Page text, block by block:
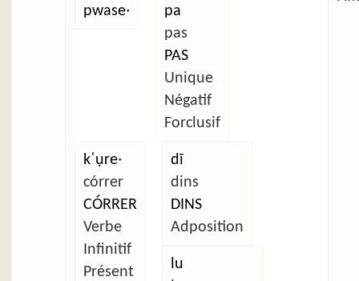
pwaseˑ
pa
pas
PAS
Unique
Négatif
Forclusif
kˈụreˑ
córrer
CÓRRER
Verbe
Infinitif
Présent
dĩ
dins
DINS
Adposition
lu